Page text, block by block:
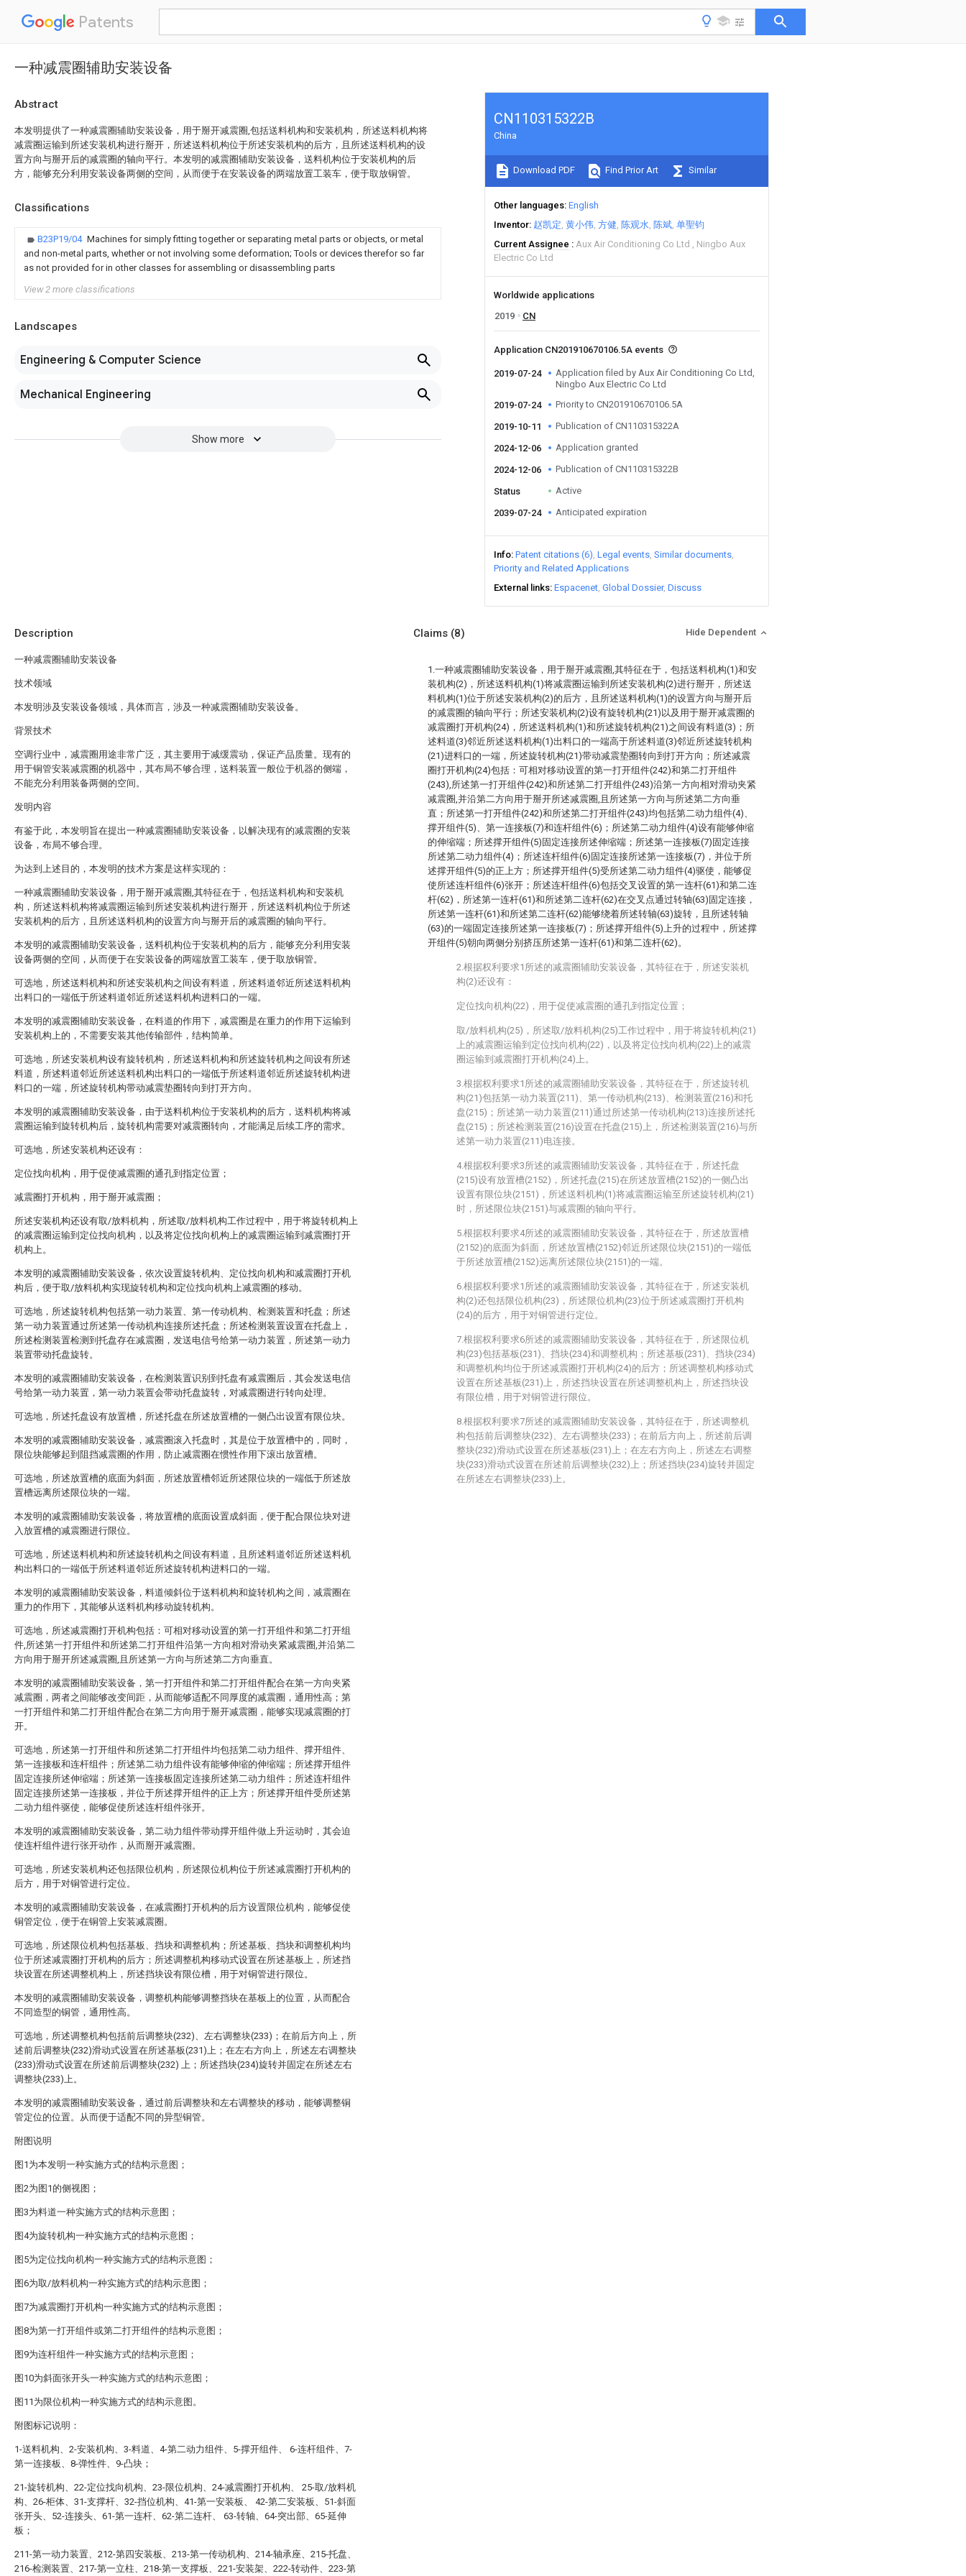
Patents
一种减震圈辅助安装设备
Abstract
本发明提供了一种减震圈辅助安装设备，用于掰开减震圈,包括送料机构和安装机构，所述送料机构将
减震圈运输到所述安装机构进行掰开，所述送料机构位于所述安装机构的后方，且所述送料机构的设
置方向与掰开后的减震圈的轴向平行。本发明的减震圈辅助安装设备，送料机构位于安装机构的后
方，能够充分利用安装设备两侧的空间，从而便于在安装设备的两端放置工装车，便于取放铜管。
Classifications
B23P19/04 Machines for simply fitting together or separating metal parts or objects, or metal
and non-metal parts, whether or not involving some deformation; Tools or devices therefor so far
as not provided for in other classes for assembling or disassembling parts
View 2 more classifications
Landscapes
Engineering & Computer Science
Mechanical Engineering
Show more
CN110315322B
China
Download PDF Find Prior Art Similar
Other languages English
Inventor 赵凯定 黄小伟 方健 陈观水 陈斌 单聖钧
Current Assignee
Aux Air Conditioning Co Ltd
Ningbo Aux
Electric Co Ltd
Worldwide applications
2019
CN
Application CN201910670106.5A events
2019-07-24
Application filed by Aux Air Conditioning Co Ltd,
Ningbo Aux Electric Co Ltd
2019-07-24
Priority to CN201910670106.5A
2019-10-11 Publication of CN110315322A
2024-12-06 Application granted
2024-12-06 Publication of CN110315322B
Status Active
2039-07-24 Anticipated expiration
Info Patent citations (6) Legal events Similar documents
Priority and Related Applications
External links Espacenet Global Dossier Discuss
Description
一种减震圈辅助安装设备
技术领域
本发明涉及安装设备领域，具体而言，涉及一种减震圈辅助安装设备。
背景技术
空调行业中，减震圈用途非常广泛，其主要用于减缓震动，保证产品质量。现有的
用于铜管安装减震圈的机器中，其布局不够合理，送料装置一般位于机器的侧端，
不能充分利用装备两侧的空间。
发明内容
有鉴于此，本发明旨在提出一种减震圈辅助安装设备，以解决现有的减震圈的安装
设备，布局不够合理。
为达到上述目的，本发明的技术方案是这样实现的：
一种减震圈辅助安装设备，用于掰开减震圈,其特征在于，包括送料机构和安装机
构，所述送料机构将减震圈运输到所述安装机构进行掰开，所述送料机构位于所述
安装机构的后方，且所述送料机构的设置方向与掰开后的减震圈的轴向平行。
本发明的减震圈辅助安装设备，送料机构位于安装机构的后方，能够充分利用安装
设备两侧的空间，从而便于在安装设备的两端放置工装车，便于取放铜管。
可选地，所述送料机构和所述安装机构之间设有料道，所述料道邻近所述送料机构
出料口的一端低于所述料道邻近所述送料机构进料口的一端。
本发明的减震圈辅助安装设备，在料道的作用下，减震圈是在重力的作用下运输到
安装机构上的，不需要安装其他传输部件，结构简单。
可选地，所述安装机构设有旋转机构，所述送料机构和所述旋转机构之间设有所述
料道，所述料道邻近所述送料机构出料口的一端低于所述料道邻近所述旋转机构进
料口的一端，所述旋转机构带动减震垫圈转向到打开方向。
本发明的减震圈辅助安装设备，由于送料机构位于安装机构的后方，送料机构将减
震圈运输到旋转机构后，旋转机构需要对减震圈转向，才能满足后续工序的需求。
可选地，所述安装机构还设有：
定位找向机构，用于促使减震圈的通孔到指定位置；
减震圈打开机构，用于掰开减震圈；
所述安装机构还设有取/放料机构，所述取/放料机构工作过程中，用于将旋转机构上
的减震圈运输到定位找向机构，以及将定位找向机构上的减震圈运输到减震圈打开
机构上。
本发明的减震圈辅助安装设备，依次设置旋转机构、定位找向机构和减震圈打开机
构后，便于取/放料机构实现旋转机构和定位找向机构上减震圈的移动。
可选地，所述旋转机构包括第一动力装置、第一传动机构、检测装置和托盘；所述
第一动力装置通过所述第一传动机构连接所述托盘；所述检测装置设置在托盘上，
所述检测装置检测到托盘存在减震圈，发送电信号给第一动力装置，所述第一动力
装置带动托盘旋转。
本发明的减震圈辅助安装设备，在检测装置识别到托盘有减震圈后，其会发送电信
号给第一动力装置，第一动力装置会带动托盘旋转，对减震圈进行转向处理。
可选地，所述托盘设有放置槽，所述托盘在所述放置槽的一侧凸出设置有限位块。
本发明的减震圈辅助安装设备，减震圈滚入托盘时，其是位于放置槽中的，同时，
限位块能够起到阻挡减震圈的作用，防止减震圈在惯性作用下滚出放置槽。
可选地，所述放置槽的底面为斜面，所述放置槽邻近所述限位块的一端低于所述放
置槽远离所述限位块的一端。
本发明的减震圈辅助安装设备，将放置槽的底面设置成斜面，便于配合限位块对进
入放置槽的减震圈进行限位。
可选地，所述送料机构和所述旋转机构之间设有料道，且所述料道邻近所述送料机
构出料口的一端低于所述料道邻近所述旋转机构进料口的一端。
本发明的减震圈辅助安装设备，料道倾斜位于送料机构和旋转机构之间，减震圈在
重力的作用下，其能够从送料机构移动旋转机构。
可选地，所述减震圈打开机构包括：可相对移动设置的第一打开组件和第二打开组
件,所述第一打开组件和所述第二打开组件沿第一方向相对滑动夹紧减震圈,并沿第二
方向用于掰开所述减震圈,且所述第一方向与所述第二方向垂直。
本发明的减震圈辅助安装设备，第一打开组件和第二打开组件配合在第一方向夹紧
减震圈，两者之间能够改变间距，从而能够适配不同厚度的减震圈，通用性高；第
一打开组件和第二打开组件配合在第二方向用于掰开减震圈，能够实现减震圈的打
开。
可选地，所述第一打开组件和所述第二打开组件均包括第二动力组件、撑开组件、
第一连接板和连杆组件；所述第二动力组件设有能够伸缩的伸缩端；所述撑开组件
固定连接所述伸缩端；所述第一连接板固定连接所述第二动力组件；所述连杆组件
固定连接所述第一连接板，并位于所述撑开组件的正上方；所述撑开组件受所述第
二动力组件驱使，能够促使所述连杆组件张开。
本发明的减震圈辅助安装设备，第二动力组件带动撑开组件做上升运动时，其会迫
使连杆组件进行张开动作，从而掰开减震圈。
可选地，所述安装机构还包括限位机构，所述限位机构位于所述减震圈打开机构的
后方，用于对铜管进行定位。
本发明的减震圈辅助安装设备，在减震圈打开机构的后方设置限位机构，能够促使
铜管定位，便于在铜管上安装减震圈。
可选地，所述限位机构包括基板、挡块和调整机构；所述基板、挡块和调整机构均
位于所述减震圈打开机构的后方；所述调整机构移动式设置在所述基板上，所述挡
块设置在所述调整机构上，所述挡块设有限位槽，用于对铜管进行限位。
本发明的减震圈辅助安装设备，调整机构能够调整挡块在基板上的位置，从而配合
不同造型的铜管，通用性高。
可选地，所述调整机构包括前后调整块(232)、左右调整块(233)；在前后方向上，所
述前后调整块(232)滑动式设置在所述基板(231)上；在左右方向上，所述左右调整块
(233)滑动式设置在所述前后调整块(232) 上；所述挡块(234)旋转并固定在所述左右
调整块(233)上。
本发明的减震圈辅助安装设备，通过前后调整块和左右调整块的移动，能够调整铜
管定位的位置。从而便于适配不同的异型铜管。
附图说明
图1为本发明一种实施方式的结构示意图；
图2为图1的侧视图；
图3为料道一种实施方式的结构示意图；
图4为旋转机构一种实施方式的结构示意图；
图5为定位找向机构一种实施方式的结构示意图；
图6为取/放料机构一种实施方式的结构示意图；
图7为减震圈打开机构一种实施方式的结构示意图；
图8为第一打开组件或第二打开组件的结构示意图；
图9为连杆组件一种实施方式的结构示意图；
图10为斜面张开头一种实施方式的结构示意图；
图11为限位机构一种实施方式的结构示意图。
附图标记说明：
1-送料机构、2-安装机构、3-料道、4-第二动力组件、5-撑开组件、 6-连杆组件、7-
第一连接板、8-弹性件、9-凸块；
21-旋转机构、22-定位找向机构、23-限位机构、24-减震圈打开机构、 25-取/放料机
构、26-柜体、31-支撑杆、32-挡位机构、41-第一安装板、 42-第二安装板、51-斜面
张开头、52-连接头、61-第一连杆、62-第二连杆、 63-转轴、64-突出部、65-延伸
板；
211-第一动力装置、212-第四安装板、213-第一传动机构、214-轴承座、215-托盘、
216-检测装置、217-第一立柱、218-第一支撑板、221-安装架、222-转动件、223-第
Claims (8) Hide Dependent
1.一种减震圈辅助安装设备，用于掰开减震圈,其特征在于，包括送料机构(1)和安
装机构(2)，所述送料机构(1)将减震圈运输到所述安装机构(2)进行掰开，所述送
料机构(1)位于所述安装机构(2)的后方，且所述送料机构(1)的设置方向与掰开后
的减震圈的轴向平行；所述安装机构(2)设有旋转机构(21)以及用于掰开减震圈的
减震圈打开机构(24)，所述送料机构(1)和所述旋转机构(21)之间设有料道(3)；所
述料道(3)邻近所述送料机构(1)出料口的一端高于所述料道(3)邻近所述旋转机构
(21)进料口的一端，所述旋转机构(21)带动减震垫圈转向到打开方向；所述减震
圈打开机构(24)包括：可相对移动设置的第一打开组件(242)和第二打开组件
(243),所述第一打开组件(242)和所述第二打开组件(243)沿第一方向相对滑动夹紧
减震圈,并沿第二方向用于掰开所述减震圈,且所述第一方向与所述第二方向垂
直；所述第一打开组件(242)和所述第二打开组件(243)均包括第二动力组件(4)、
撑开组件(5)、第一连接板(7)和连杆组件(6)；所述第二动力组件(4)设有能够伸缩
的伸缩端；所述撑开组件(5)固定连接所述伸缩端；所述第一连接板(7)固定连接
所述第二动力组件(4)；所述连杆组件(6)固定连接所述第一连接板(7)，并位于所
述撑开组件(5)的正上方；所述撑开组件(5)受所述第二动力组件(4)驱使，能够促
使所述连杆组件(6)张开；所述连杆组件(6)包括交叉设置的第一连杆(61)和第二连
杆(62)，所述第一连杆(61)和所述第二连杆(62)在交叉点通过转轴(63)固定连接，
所述第一连杆(61)和所述第二连杆(62)能够绕着所述转轴(63)旋转，且所述转轴
(63)的一端固定连接所述第一连接板(7)；所述撑开组件(5)上升的过程中，所述撑
开组件(5)朝向两侧分别挤压所述第一连杆(61)和第二连杆(62)。
2.根据权利要求1所述的减震圈辅助安装设备，其特征在于，所述安装机
构(2)还设有：
定位找向机构(22)，用于促使减震圈的通孔到指定位置；
取/放料机构(25)，所述取/放料机构(25)工作过程中，用于将旋转机构(21)
上的减震圈运输到定位找向机构(22)，以及将定位找向机构(22)上的减震
圈运输到减震圈打开机构(24)上。
3.根据权利要求1所述的减震圈辅助安装设备，其特征在于，所述旋转机
构(21)包括第一动力装置(211)、第一传动机构(213)、检测装置(216)和托
盘(215)；所述第一动力装置(211)通过所述第一传动机构(213)连接所述托
盘(215)；所述检测装置(216)设置在托盘(215)上，所述检测装置(216)与所
述第一动力装置(211)电连接。
4.根据权利要求3所述的减震圈辅助安装设备，其特征在于，所述托盘
(215)设有放置槽(2152)，所述托盘(215)在所述放置槽(2152)的一侧凸出
设置有限位块(2151)，所述送料机构(1)将减震圈运输至所述旋转机构(21)
时，所述限位块(2151)与减震圈的轴向平行。
5.根据权利要求4所述的减震圈辅助安装设备，其特征在于，所述放置槽
(2152)的底面为斜面，所述放置槽(2152)邻近所述限位块(2151)的一端低
于所述放置槽(2152)远离所述限位块(2151)的一端。
6.根据权利要求1所述的减震圈辅助安装设备，其特征在于，所述安装机
构(2)还包括限位机构(23)，所述限位机构(23)位于所述减震圈打开机构
(24)的后方，用于对铜管进行定位。
7.根据权利要求6所述的减震圈辅助安装设备，其特征在于，所述限位机
构(23)包括基板(231)、挡块(234)和调整机构；所述基板(231)、挡块(234)
和调整机构均位于所述减震圈打开机构(24)的后方；所述调整机构移动式
设置在所述基板(231)上，所述挡块设置在所述调整机构上，所述挡块设
有限位槽，用于对铜管进行限位。
8.根据权利要求7所述的减震圈辅助安装设备，其特征在于，所述调整机
构包括前后调整块(232)、左右调整块(233)；在前后方向上，所述前后调
整块(232)滑动式设置在所述基板(231)上；在左右方向上，所述左右调整
块(233)滑动式设置在所述前后调整块(232)上；所述挡块(234)旋转并固定
在所述左右调整块(233)上。